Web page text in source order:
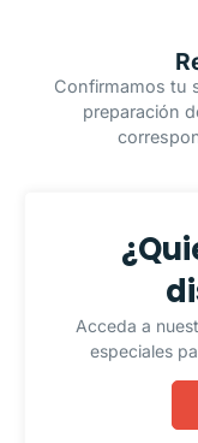
Confirmamos tu
preparación
Acceda a
especiales